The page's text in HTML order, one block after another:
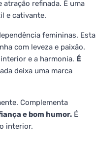
refinada. É uma
e cativante.
femininas. Esta
com leveza e paixão.
e a harmonia. É
deixa uma marca
Complementa
e bom humor. É
interior.